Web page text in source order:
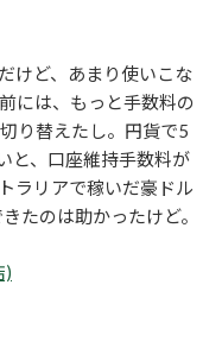
けど、あまり使いこな
には、もっと手数料の
り替えたし。円貨で5
と、口座維持手数料が
ラリアで稼いだ豪ドル
たのは助かったけど。
)